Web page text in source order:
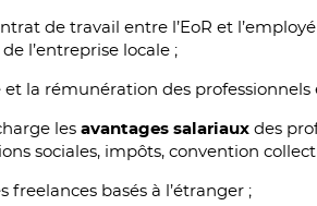
de travail entre l’EoR et
l’entreprise locale ;
et la rémunération des professionnels
lesavantages salariaux des
sociales, impôts, convention
freelances basés à l’étranger ;